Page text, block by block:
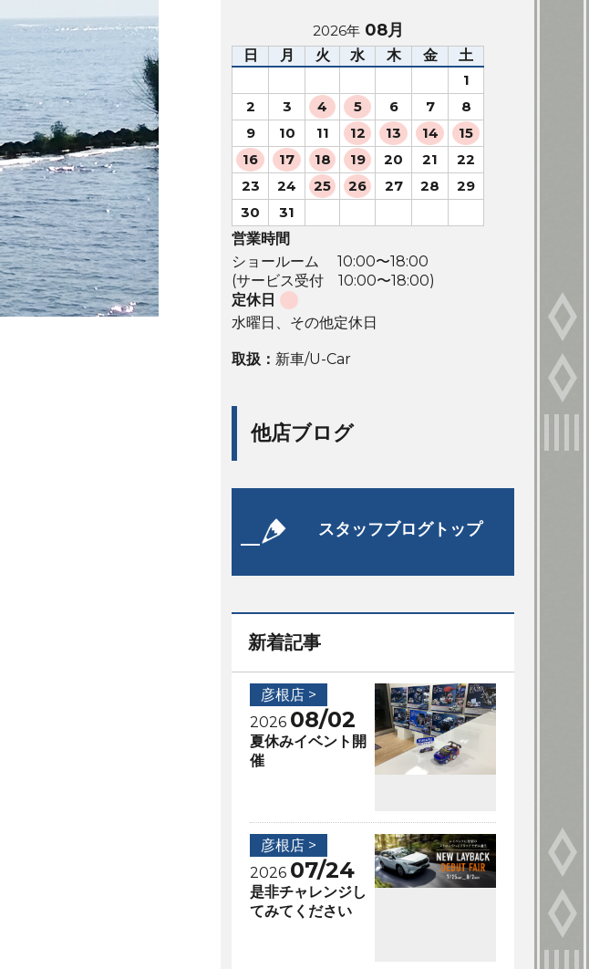
2026年 08月
日 月 火 水 木 金 土
1
2
3 4 5 6 7
8
9
10 11 12 13 14
15
16
17 18 19 20 21
22
23
24 25 26 27 28
29
30
31
営業時間
ショールーム 10:00〜18:00
(サービス受付 10:00〜18:00)
定休日
水曜日、その他定休日
取扱： 新車/U-Car
他店ブログ
スタッフブログトップ
新着記事
彦根店 >
2026 08/02
夏休みイベント開
催
彦根店 >
2026 07/24
是非チャレンジし
てみてください